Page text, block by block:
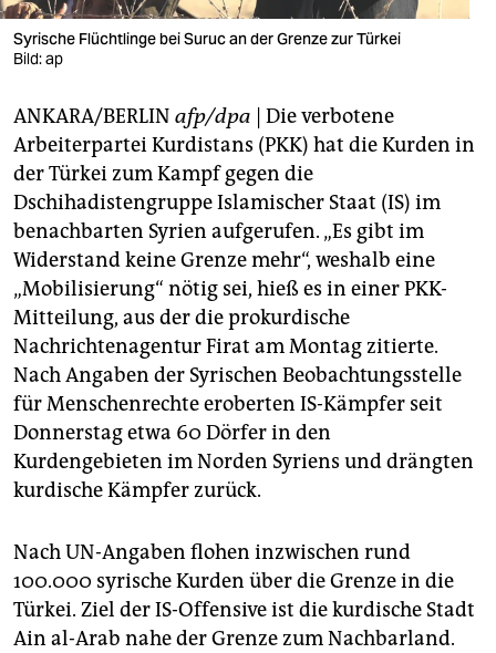
verlag
verlag
veranstaltungen
shop
fragen & hilfe
unterstützen
abo
genossenschaft
epaper login
Syrische Flüchtlinge bei Suruc an der Grenze zur Türkei
Bild: ap
ANKARA/BERLIN afp/dpa | Die verbotene
Arbeiterpartei Kurdistans (PKK) hat die Kurden in
der Türkei zum Kampf gegen die
Dschihadistengruppe Islamischer Staat (IS) im
benachbarten Syrien aufgerufen. „Es gibt im
Widerstand keine Grenze mehr“, weshalb eine
„Mobilisierung“ nötig sei, hieß es in einer PKK-
Mitteilung, aus der die prokurdische
Nachrichtenagentur Firat am Montag zitierte.
Nach Angaben der Syrischen Beobachtungsstelle
für Menschenrechte eroberten IS-Kämpfer seit
Donnerstag etwa 60 Dörfer in den
Kurdengebieten im Norden Syriens und drängten
kurdische Kämpfer zurück.
Nach UN-Angaben flohen inzwischen rund
100.000 syrische Kurden über die Grenze in die
Türkei. Ziel der IS-Offensive ist die kurdische Stadt
Ain al-Arab nahe der Grenze zum Nachbarland.